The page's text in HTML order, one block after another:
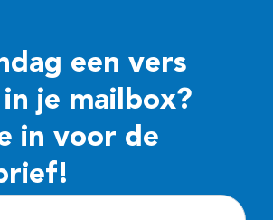
een vers
je mailbox?
in voor de